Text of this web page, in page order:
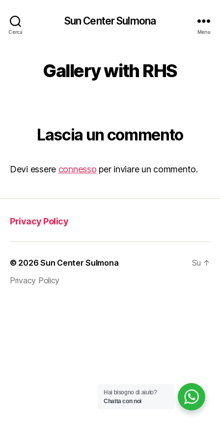
Cerca
Sun Center Sulmona
Menu
Gallery with RHS
Lascia un commento
Devi essere connesso per inviare un commento.
Privacy Policy
© 2026Sun Center Sulmona
Privacy Policy
Su ↑
Hai bisogno di aiuto?
Chatta con noi